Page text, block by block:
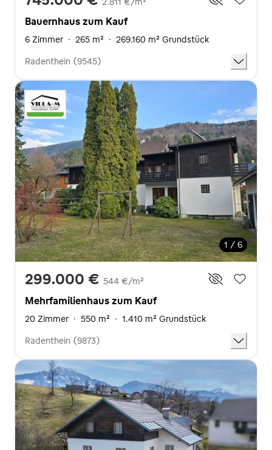
Bauernhaus zum Kauf
6 Zimmer · 265 m² · 269.160 m² Grundstück
Radenthein (9545)
1 / 6
299.000 € 544 €/m²
Mehrfamilienhaus zum Kauf
20 Zimmer · 550 m² · 1.410 m² Grundstück
Radenthein (9873)